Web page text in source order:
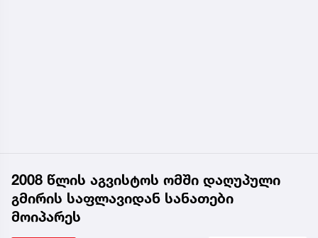
2008 წლის აგვისტოს ომში დაღუპული
გმირის საფლავიდან სანათები
მოიპარეს